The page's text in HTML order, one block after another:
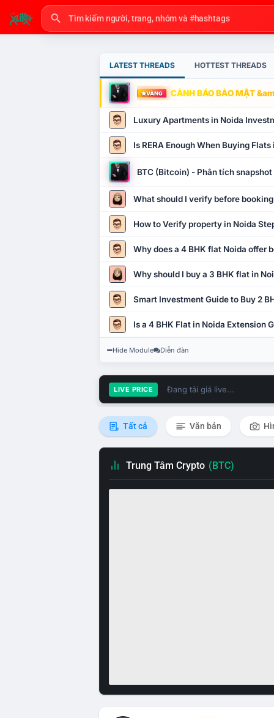
LATEST THREADS HOTTEST THREADS
VÀNG CẢNH BÁO BẢO MẬT
Luxury Apartments in Noida
Is RERA Enough When Buying Flats
BTC (Bitcoin) - Phân tích
What should I verify before
How to Verify property in Noida
Why does a 4 BHK flat Noida offer
Why should I buy a 3 BHK flat in
Smart Investment Guide to Buy 2
Is a 4 BHK Flat in Noida Extension
Hide Module Diễn đàn
LIVE PRICE Đang tải giá live...
Tất cả Văn bản
Trung Tâm Crypto (BTC)